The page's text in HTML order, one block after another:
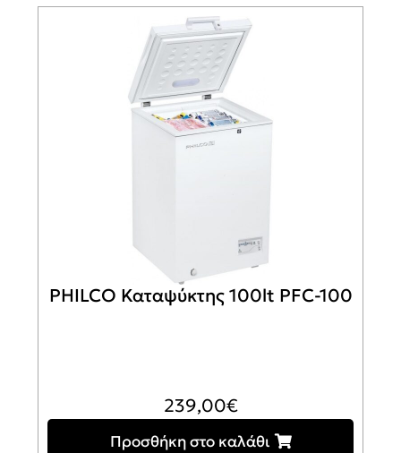
PHILCO Καταψύκτης 100lt PFC-100
239,00€
Προσθήκη στο καλάθι